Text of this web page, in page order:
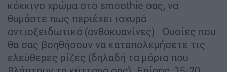
κόκκινο χρώμα στο smoothie σας, να
θυμάστε πως περιέχει ισχυρά
αντιοξειδωτικά (ανθοκυανίνες). Ουσίες που
θα σας βοηθήσουν να καταπολεμήσετε τις
ελεύθερες ρίζες (δηλαδή τα μόρια που